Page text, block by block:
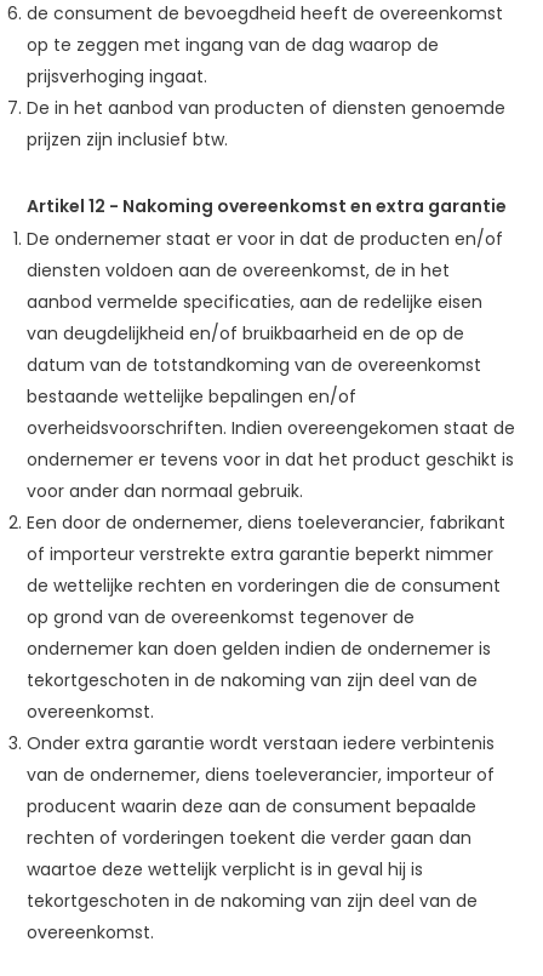
de consument de bevoegdheid heeft de overeenkomst
op te zeggen met ingang van de dag waarop de
prijsverhoging ingaat.
De in het aanbod van producten of diensten genoemde
prijzen zijn inclusief btw.
Artikel 12 - Nakoming overeenkomst en extra garantie
De ondernemer staat er voor in dat de producten en/of
diensten voldoen aan de overeenkomst, de in het
aanbod vermelde specificaties, aan de redelijke eisen
van deugdelijkheid en/of bruikbaarheid en de op de
datum van de totstandkoming van de overeenkomst
bestaande wettelijke bepalingen en/of
overheidsvoorschriften. Indien overeengekomen staat de
ondernemer er tevens voor in dat het product geschikt is
voor ander dan normaal gebruik.
Een door de ondernemer, diens toeleverancier, fabrikant
of importeur verstrekte extra garantie beperkt nimmer
de wettelijke rechten en vorderingen die de consument
op grond van de overeenkomst tegenover de
ondernemer kan doen gelden indien de ondernemer is
tekortgeschoten in de nakoming van zijn deel van de
overeenkomst.
Onder extra garantie wordt verstaan iedere verbintenis
van de ondernemer, diens toeleverancier, importeur of
producent waarin deze aan de consument bepaalde
rechten of vorderingen toekent die verder gaan dan
waartoe deze wettelijk verplicht is in geval hij is
tekortgeschoten in de nakoming van zijn deel van de
overeenkomst.